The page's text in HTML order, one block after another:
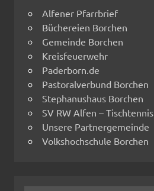
Alfener Pfarrbrief
Büchereien Borchen
Gemeinde Borchen
Kreisfeuerwehr
Paderborn.de
Pastoralverbund Borchen
Stephanushaus Borchen
SV RW Alfen – Tischtennis
Unsere Partnergemeinde
Volkshochschule Borchen